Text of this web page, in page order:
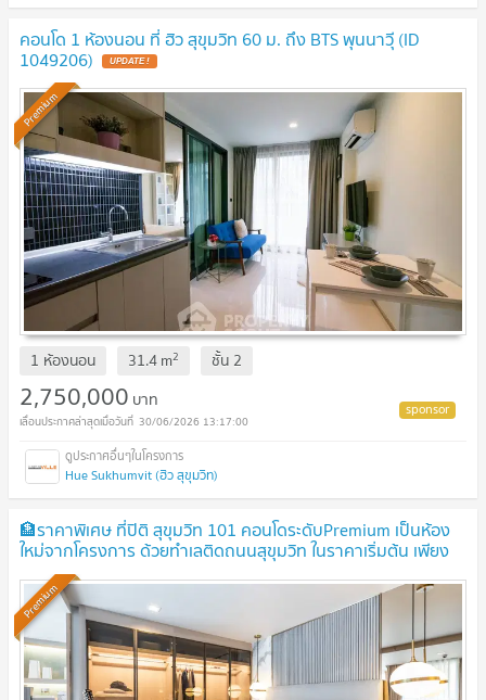
คอนโด 1 ห้องนอน ที่ ฮิว สุขุมวิท 60 ม. ถึง BTS พุนนาวุี (ID
1049206)
Premium
1 ห้องนอน 31.4m2 ชั้น 2
2,750,000 บาท
30/06/2026 13:17:00
Hue Sukhumvit (ฮิว สุขุมวิท)
🏦ราคาพิเศษ ที่ปิติ สุขุมวิท 101 คอนโดระดับPremium เป็นห้อง
ใหม่จากโครงการ ด้วยทำเลติดถนนสุขุมวิท ในราคาเริ่มต้น เพียง
11.3 MB
Premium